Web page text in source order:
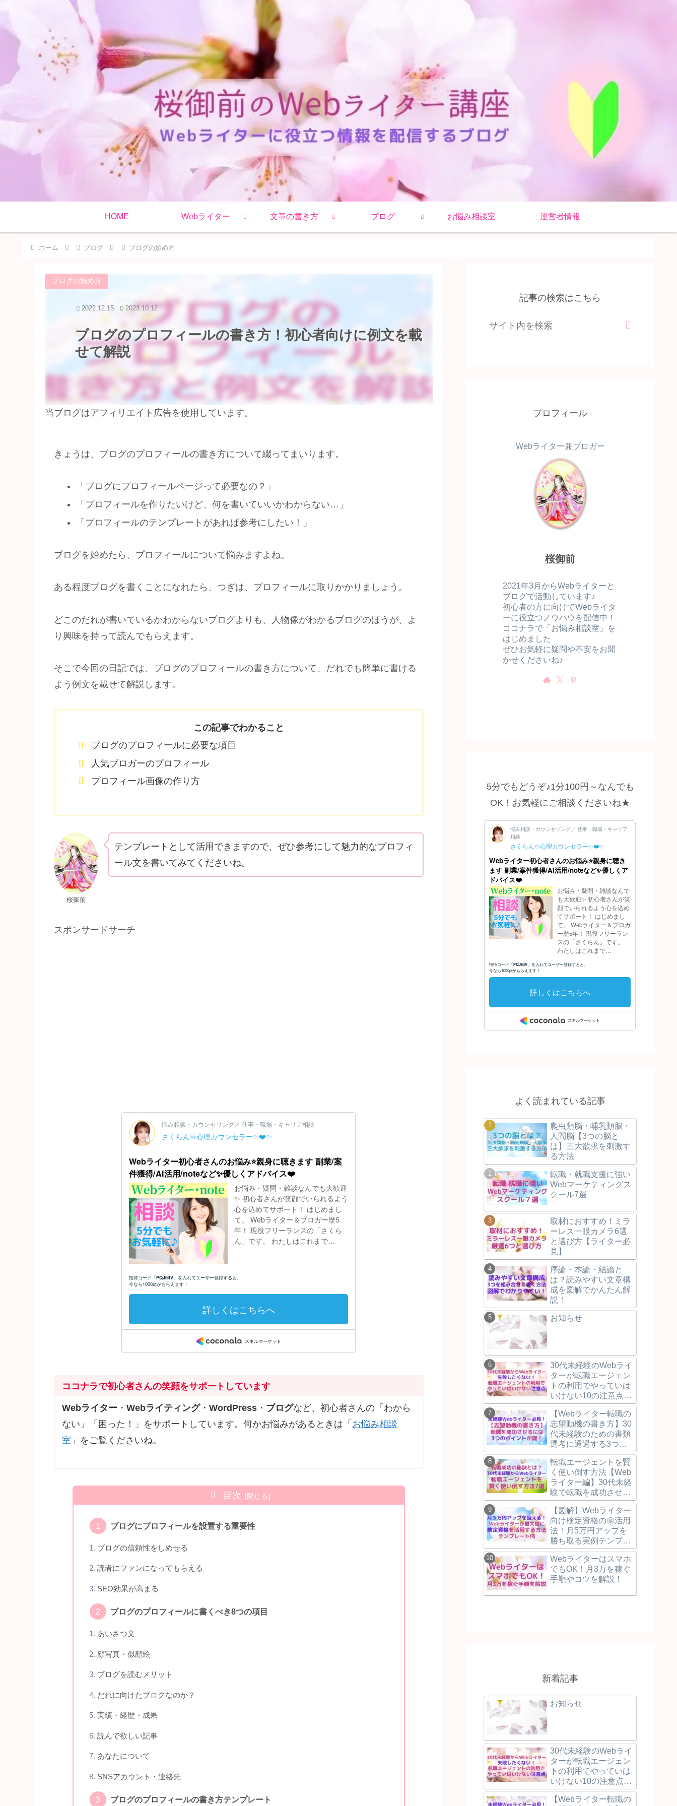
HOME Webライター 文章の書き方 ブログ お悩み相談室 運営者情報
ホーム ブログ ブログの始め方
ブログのプロフィールの書き方！初心者向けに例文を載
せて解説
ブログの始め方
2022.12.15 2023.10.12
当ブログはアフィリエイト広告を使用しています。
きょうは、ブログのプロフィールの書き方について綴ってまいります。
「ブログにプロフィールページって必要なの？」
「プロフィールを作りたいけど、何を書いていいかわからない…」
「プロフィールのテンプレートがあれば参考にしたい！」
ブログを始めたら、プロフィールについて悩みますよね。
ある程度ブログを書くことになれたら、つぎは、プロフィールに取りかかりましょう。
どこのだれが書いているかわからないブログよりも、人物像がわかるブログのほうが、よ
り興味を持って読んでもらえます。
そこで今回の日記では、ブログのプロフィールの書き方について、だれでも簡単に書ける
よう例文を載せて解説します。
この記事でわかること
ブログのプロフィールに必要な項目
人気ブロガーのプロフィール
プロフィール画像の作り方
桜御前
テンプレートとして活用できますので、ぜひ参考にして魅力的なプロフィ
ール文を書いてみてくださいね。
スポンサードサーチ
ココナラで初心者さんの笑顔をサポートしています
Webライター ・Webライティング・WordPress ・ ブログなど、初心者さんの「わから
ない」「困った！」をサポートしています。何かお悩みがあるときは「 お悩み相談
室 」をご覧くださいね。
目次
ブログにプロフィールを設置する重要性
ブログの信頼性をしめせる
読者にファンになってもらえる
SEO効果が高まる
ブログのプロフィールに書くべき8つの項目
あいさつ文
顔写真・似顔絵
ブログを読むメリット
だれに向けたブログなのか？
実績・経歴・成果
読んで欲しい記事
あなたについて
SNSアカウント・連絡先
ブログのプロフィールの書き方テンプレート
記事の検索はこちら
プロフィール
Webライター兼ブロガー
桜御前
2021年3月からWebライターと
ブログで活動しています♪
初心者の方に向けてWebライタ
ーに役立つノウハウを配信中！
ココナラで「お悩み相談室」を
はじめました
ぜひお気軽に疑問や不安をお聞
かせくださいね♪
5分でもどうぞ♪1分100円～なんでも
OK！お気軽にご相談くださいね★
よく読まれている記事
爬虫類脳・哺乳類脳・
人間脳【3つの脳と
は】三大欲求を刺激す
る方法
転職・就職支援に強い
Webマーケティングス
クール7選
取材におすすめ！ミラ
ーレス一眼カメラ6選
と選び方【ライター必
見】
序論・本論・結論と
は？読みやすい文章構
成を図解でかんたん解
説！
お知らせ
30代未経験のWebライ
ターが転職エージェン
トの利用でやっていは
いけない10の注意点と
失敗しないために押え
るべき3つのポイント
を解説！
【Webライター転職の
志望動機の書き方】30
代未経験のための書類
選考に通過する3つの
ポイントを例文付で解
説！
転職エージェントを賢
く使い倒す方法【Web
ライター編】30代未経
験で転職を成功させる
3つの秘訣！
【図解】Webライター
向け検定資格の㊙活用
法！月5万円アップを
勝ち取る実例テンプレ
付！
Webライターはスマホ
でもOK！月3万を稼ぐ
手順やコツを解説！
新着記事
お知らせ
30代未経験のWebライ
ターが転職エージェン
トの利用でやっていは
いけない10の注意点と
失敗しないために押え
るべき3つのポイント
【Webライター転職の